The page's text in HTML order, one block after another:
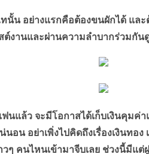
ย่างแรกคือต้องขนผักได้ และต้
ต์งานและผ่านความลำบากร่วมกัน
ว จะมีโอกาสได้เก็บเงินคุมค่า
นอน อย่าเพิ่งไปคิดถึงเรื่องเงินทอ
ๆ คนไหนเข้ามาจีบเลย ช่วงนี้มีแ